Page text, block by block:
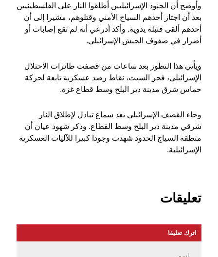
وأوضح أن الجنود الإسرائيليين أطلقوا النار على الفلسطينيين
بعد أن اجتاز أحدهم السياج الأمني وقتلوهم، مشيرا إلى أن
أحدهم ألقى قنبلة يدوية. وأكد أدرعي أنه لم تقع إصابات أو
أضرار في صفوف الجيش الإسرائيلي.
ويأتي هذا التطور بعد ساعات من قصفت طائرات الاحتلال
الإسرائيلي، فجر السبت، نقاط رصد عسكرية تابعة لحركة
حماس شرق مدينة دير البلح وسط قطاع غزة.
وجاء القصف الإسرائيلي بعد سماع تبادل لإطلاق النار
شرقي مدينة دير البلح وسط القطاع. وذكر شهود عيان أن
منطقة السياج الحدود شهدت وجودا كبيرا للآليات العسكرية
الإسرائيلية.
تعليقات
اترك تعليقا